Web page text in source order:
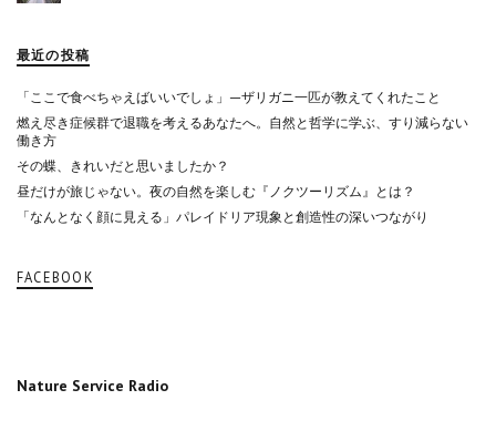
最近の投稿
「ここで食べちゃえばいいでしょ」—ザリガニ一匹が教えてくれたこと
燃え尽き症候群で退職を考えるあなたへ。自然と哲学に学ぶ、すり減らない
働き方
その蝶、きれいだと思いましたか？
昼だけが旅じゃない。夜の自然を楽しむ『ノクツーリズム』とは？
「なんとなく顔に見える」パレイドリア現象と創造性の深いつながり
FACEBOOK
Nature Service Radio